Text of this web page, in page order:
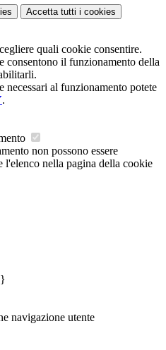
Accetta tutti i cookies
quali cookie consentire.
consentono il funzionamento della
necessari al funzionamento potete
.
non possono essere
l'elenco nella pagina della cookie
navigazione utente